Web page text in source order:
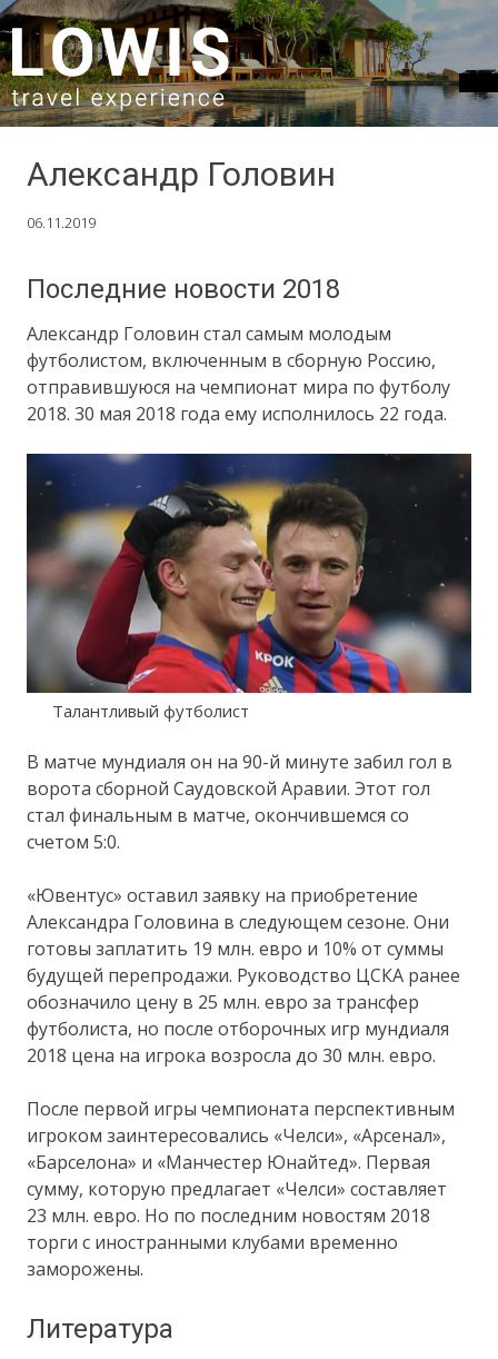
SKIP TO CONTENT
Александр Головин
06.11.2019
Последние новости 2018
Александр Головин стал самым молодым
футболистом, включенным в сборную Россию,
отправившуюся на чемпионат мира по футболу
2018. 30 мая 2018 года ему исполнилось 22 года.
Талантливый футболист
В матче мундиаля он на 90-й минуте забил гол в
ворота сборной Саудовской Аравии. Этот гол
стал финальным в матче, окончившемся со
счетом 5:0.
«Ювентус» оставил заявку на приобретение
Александра Головина в следующем сезоне. Они
готовы заплатить 19 млн. евро и 10% от суммы
будущей перепродажи. Руководство ЦСКА ранее
обозначило цену в 25 млн. евро за трансфер
футболиста, но после отборочных игр мундиаля
2018 цена на игрока возросла до 30 млн. евро.
После первой игры чемпионата перспективным
игроком заинтересовались «Челси», «Арсенал»,
«Барселона» и «Манчестер Юнайтед». Первая
сумму, которую предлагает «Челси» составляет
23 млн. евро. Но по последним новостям 2018
торги с иностранными клубами временно
заморожены.
Литература